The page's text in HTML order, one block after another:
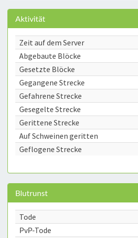
Aktivität
Zeit auf dem Server
Abgebaute Blöcke
Gesetzte Blöcke
Gegangene Strecke
Gefahrene Strecke
Gesegelte Strecke
Gerittene Strecke
Auf Schweinen geritten
Geflogene Strecke
Blutrunst
Tode
PvP-Tode